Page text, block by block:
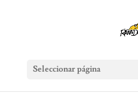
Seleccionar página